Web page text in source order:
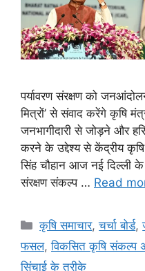
पर्यावरण संरक्षण को
मित्रों’ से संवाद करेंगे कृषि
जनभागीदारी से जोड़ने और
करने के उद्देश्य से केंद्रीय
सिंह चौहान आज नई दिल्ली के
संरक्षण संकल्प … Read
कृषि समाचार,चर्चा बोर्ड,
फसल,विकसित कृषि संकल्प
सिंचाई के तरीके